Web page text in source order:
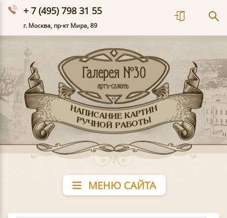
+ 7 (495) 798 31 55
г. Москва, пр-кт Мира, 89
МЕНЮ САЙТА